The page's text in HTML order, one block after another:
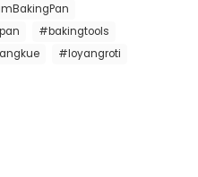
#bakingtools
#loyangroti